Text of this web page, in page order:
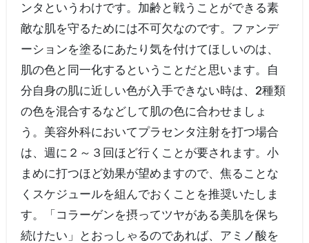
ンタというわけです。加齢と戦うことができる素
敵な肌を守るためには不可欠なのです。ファンデ
ーションを塗るにあたり気を付けてほしいのは、
肌の色と同一化するということだと思います。自
分自身の肌に近しい色が入手できない時は、2種類
の色を混合するなどして肌の色に合わせましょ
う。美容外科においてプラセンタ注射を打つ場合
は、週に２～３回ほど行くことが要されます。小
まめに打つほど効果が望めますので、焦ることな
くスケジュールを組んでおくことを推奨いたしま
す。「コラーゲンを摂ってツヤがある美肌を保ち
続けたい」とおっしゃるのであれば、アミノ酸を